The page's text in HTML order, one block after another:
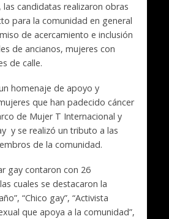
las candidatas realizaron obras
para la comunidad en general
de acercamiento e inclusión
de ancianos, mujeres con
de calle.
homenaje de apoyo y
que han padecido cáncer
de Mujer T Internacional y
y se realizó un tributo a las
de la comunidad.
gay contaron con 26
cuales se destacaron la
“Chico gay”, “Activista
que apoya a la comunidad”,